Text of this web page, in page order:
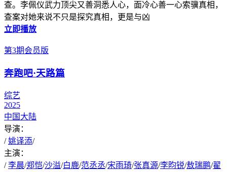
查。李佩仪武力顶尖又善洞悉人心，面冷心善一心索骥真相，
查案对她来说不只是探究真相，更是与凶
立即播放
第3期会员版
奔跑吧·天路篇
综艺
2025
中国大陆
导演：
/ 姚译添/
主演：
/ 李晨/郑恺/沙溢/白鹿/范丞丞/宋雨琦/张真源/李昀锐/敖瑞鹏/翟